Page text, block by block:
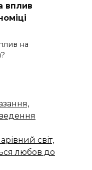
вплив
на
світ,
любов до